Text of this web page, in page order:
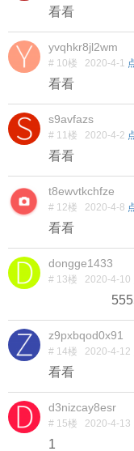
看看
yvqhkr8jl2wm
# 10楼 2020-4-1
看看
s9avfazs
# 11楼 2020-4-2
看看
t8ewvtkchfze
# 12楼 2020-4-8
看看
dongge1433
# 13楼 2020-4-10
z9pxbqod0x91
# 14楼 2020-4-12
看看
d3nizcay8esr
# 15楼 2020-4-13
1